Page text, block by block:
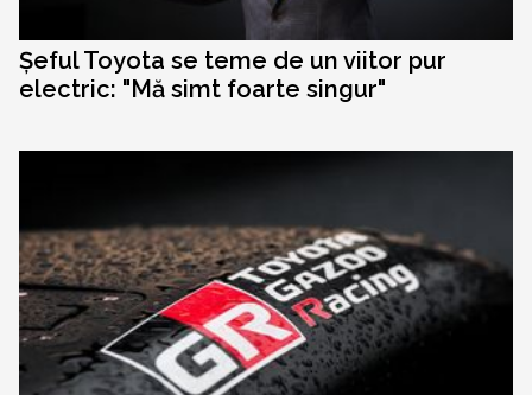
Șeful Toyota se teme de un viitor pur
electric: "Mă simt foarte singur"